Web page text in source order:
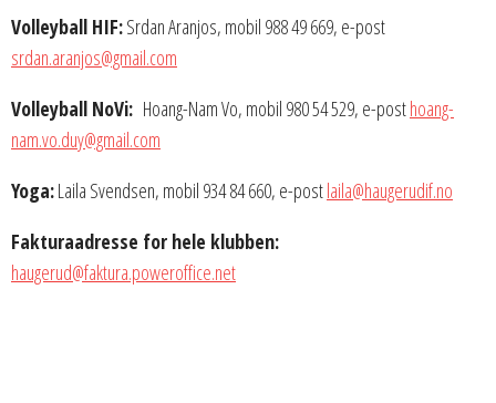
Volleyball HIF:Srdan Aranjos, mobil 988 49 669, e-post
srdan.aranjos@gmail.com
Volleyball NoVi: Hoang-Nam Vo, mobil 980 54 529, e-posthoang-
nam.vo.duy@gmail.com
Yoga:Laila Svendsen, mobil 934 84 660, e-postlaila@haugerudif.no
Fakturaadresse for hele klubben:
haugerud@faktura.poweroffice.net